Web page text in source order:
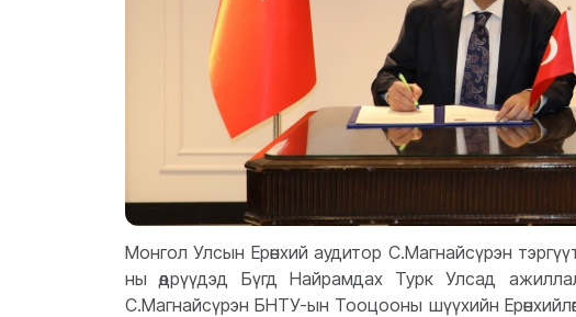
Монгол Улсын Ерөнхий аудитор С.Магнайсүрэн
ны өдрүүдэд Бүгд Найрамдах Турк Улсад
С.Магнайсүрэн БНТУ-ын Тооцооны шүүхийн